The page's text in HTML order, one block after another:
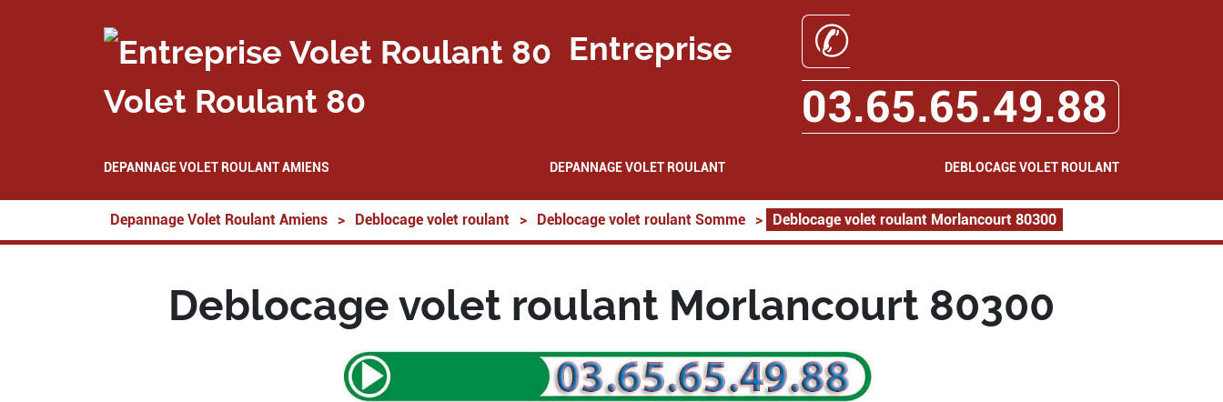
Entreprise
Volet Roulant 80
✆
03.65.65.49.88
DEPANNAGE VOLET ROULANT AMIENS DEPANNAGE VOLET ROULANT DEBLOCAGE VOLET ROULANT
Depannage Volet Roulant Amiens > Deblocage volet roulant > Deblocage volet roulant Somme > Deblocage volet roulant Morlancourt 80300
Deblocage volet roulant Morlancourt 80300